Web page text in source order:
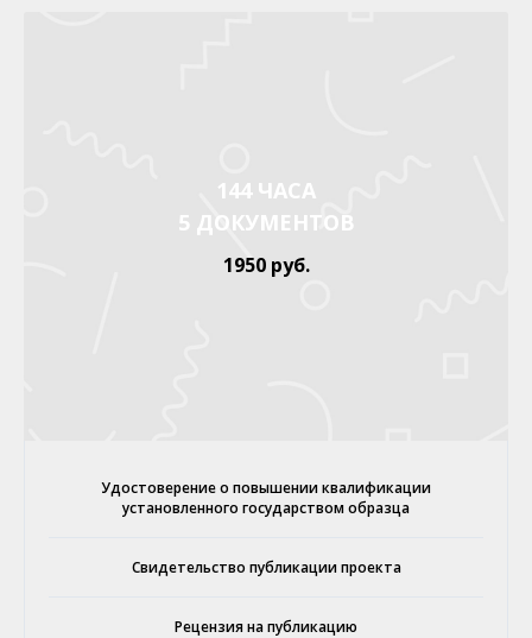
144 ЧАСА
5 ДОКУМЕНТОВ
1950 руб.
Удостоверение о повышении квалификации
установленного государством образца
Свидетельство публикации проекта
Рецензия на публикацию